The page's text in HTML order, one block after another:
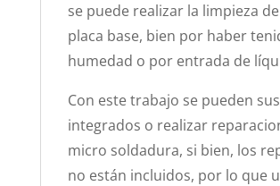
se puede realizar la limpieza
placa base, bien por haber
humedad o por entrada de
Con este trabajo se pueden
integrados o realizar
micro soldadura, si bien, los
no están incluidos, por lo que